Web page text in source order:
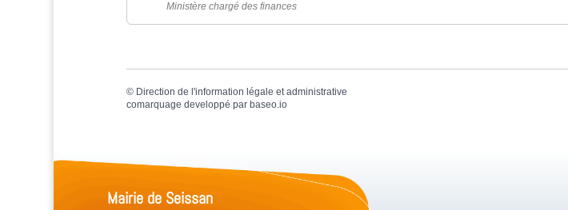
Ministère chargé des finances
© Direction de l'information légale et administrative
comarquage developpé par baseo.io
Mairie de Seissan